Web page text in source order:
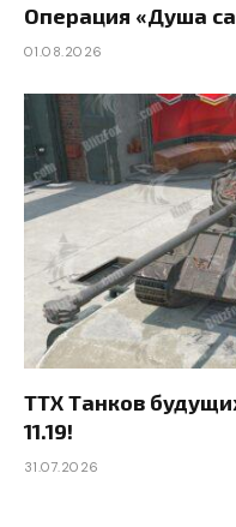
Операция «Душа
01.08.2026
ТТХ Танков
11.19!
31.07.2026